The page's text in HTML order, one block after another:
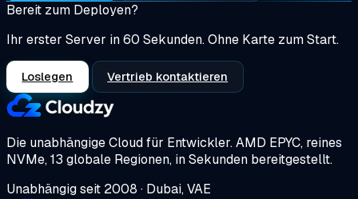
Bereit zum Deployen?
Ihr erster Server in 60 Sekunden. Ohne Karte zum Start.
Loslegen Vertrieb kontaktieren
Die unabhängige Cloud für Entwickler.AMD EPYC, reines
NVMe, 13 globale Regionen, in Sekunden bereitgestellt.
Unabhängig seit 2008 · Dubai, VAE